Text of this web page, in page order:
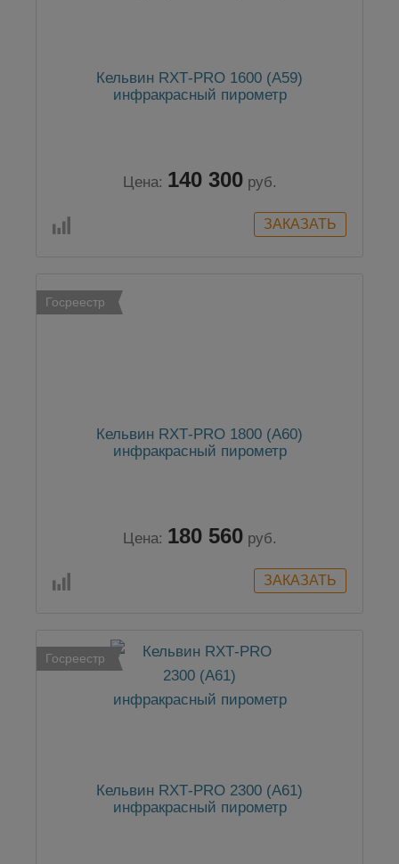
Кельвин RXТ-PRO 1600 (А59)
инфракрасный пирометр
Цена: 140 300 руб.
Госреестр
Кельвин RXТ-PRO 1800 (А60)
инфракрасный пирометр
Цена: 180 560 руб.
Госреестр
Кельвин RXТ-PRO 2300 (А61)
инфракрасный пирометр